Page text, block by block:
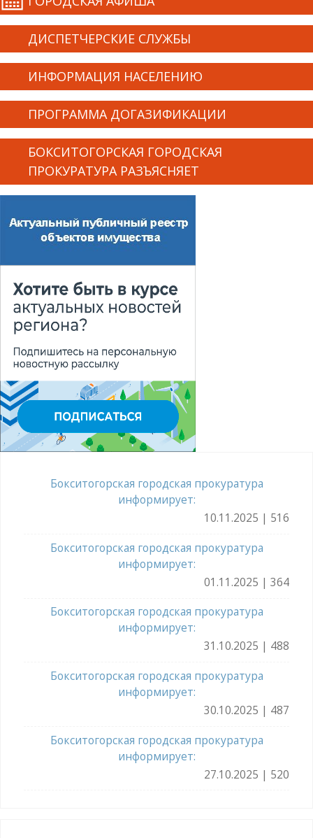
ДИСПЕТЧЕРСКИЕ СЛУЖБЫ
ИНФОРМАЦИЯ НАСЕЛЕНИЮ
ПРОГРАММА ДОГАЗИФИКАЦИИ
БОКСИТОГОРСКАЯ ГОРОДСКАЯ
ПРОКУРАТУРА РАЗЪЯСНЯЕТ
Бокситогорская городская прокуратура
информирует:
10.11.2025 | 516
Бокситогорская городская прокуратура
информирует:
01.11.2025 | 364
Бокситогорская городская прокуратура
информирует:
31.10.2025 | 488
Бокситогорская городская прокуратура
информирует:
30.10.2025 | 487
Бокситогорская городская прокуратура
информирует:
27.10.2025 | 520